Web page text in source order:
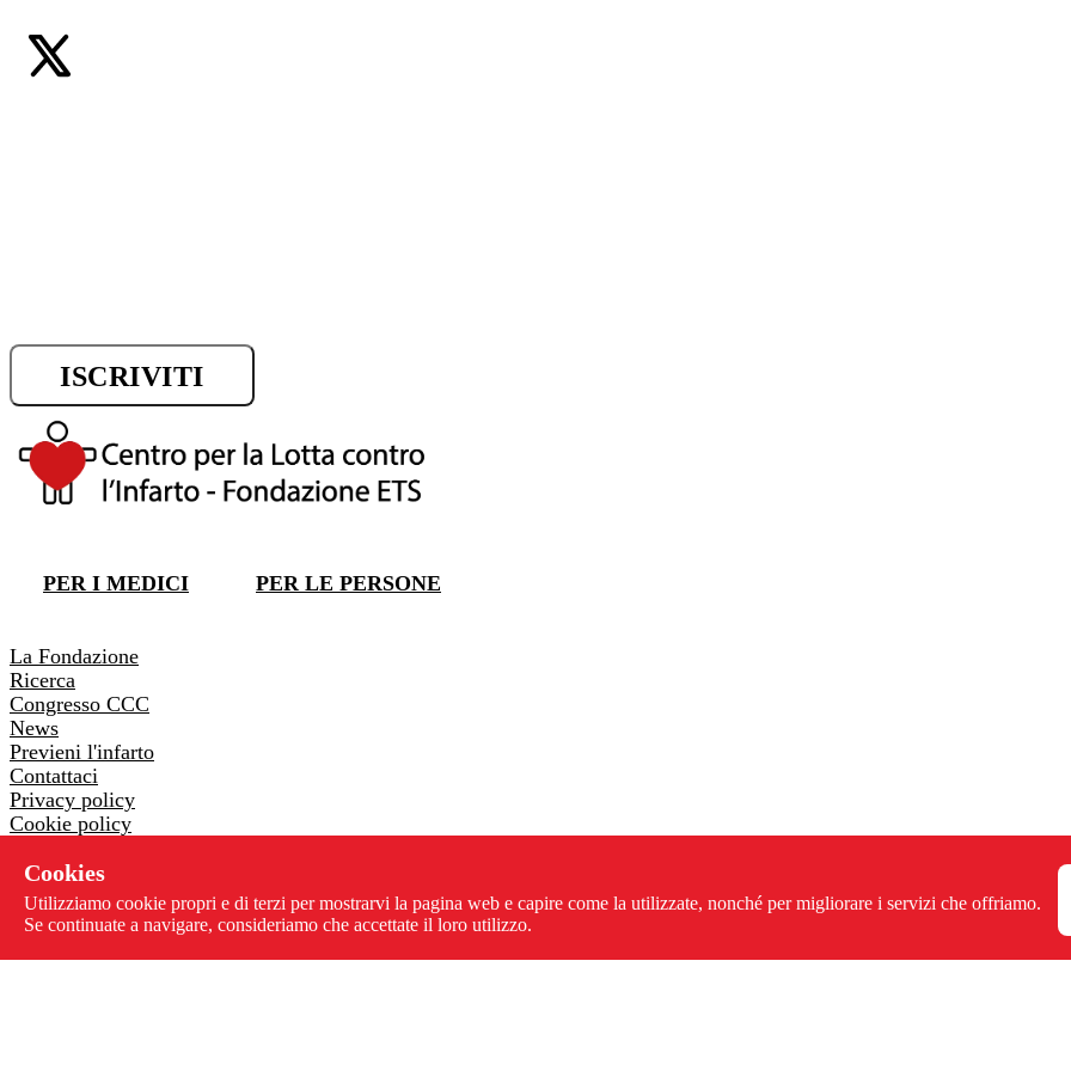
Cookies
Utilizziamo cookie propri e di terzi per mostrarvi la pagina web e capire come la utilizzate, nonché per migliorare i servizi che offriamo.
Se continuate a navigare, consideriamo che accettate il loro utilizzo.
ISCRIVITI
PER I MEDICI PER LE PERSONE
La Fondazione
Ricerca
Congresso CCC
News
Previeni l'infarto
Contattaci
Privacy policy
Cookie policy
Via Pontremoli 26 - 00182 Roma
06 3218205-06 3230178